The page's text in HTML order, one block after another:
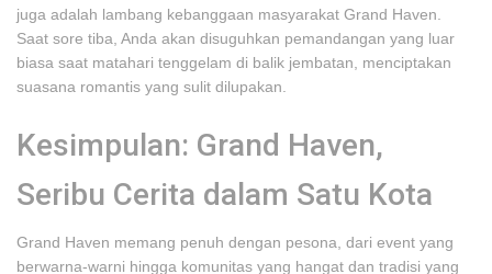
juga adalah lambang kebanggaan masyarakat Grand Haven.
Saat sore tiba, Anda akan disuguhkan pemandangan yang luar
biasa saat matahari tenggelam di balik jembatan, menciptakan
suasana romantis yang sulit dilupakan.
Kesimpulan: Grand Haven,
Seribu Cerita dalam Satu Kota
Grand Haven memang penuh dengan pesona, dari event yang
berwarna-warni hingga komunitas yang hangat dan tradisi yang